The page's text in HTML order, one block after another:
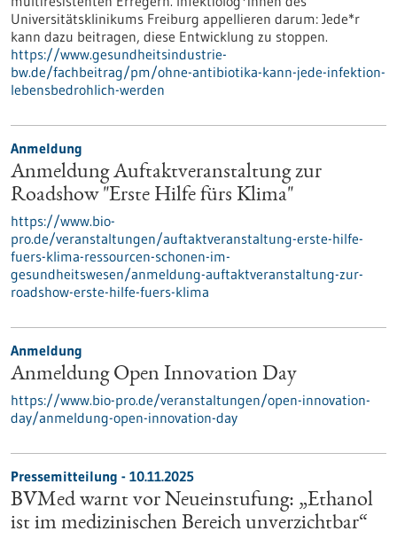
Universitätsklinikums Freiburg appellieren darum: Jede*r
kann dazu beitragen, diese Entwicklung zu stoppen.
https://www.gesundheitsindustrie-
bw.de/fachbeitrag/pm/ohne-antibiotika-kann-jede-infektion-
lebensbedrohlich-werden
Anmeldung
Anmeldung Auftaktveranstaltung zur
Roadshow "Erste Hilfe fürs Klima"
https://www.bio-
pro.de/veranstaltungen/auftaktveranstaltung-erste-hilfe-
fuers-klima-ressourcen-schonen-im-
gesundheitswesen/anmeldung-auftaktveranstaltung-zur-
roadshow-erste-hilfe-fuers-klima
Anmeldung
Anmeldung Open Innovation Day
https://www.bio-pro.de/veranstaltungen/open-innovation-
day/anmeldung-open-innovation-day
Pressemitteilung - 10.11.2025
BVMed warnt vor Neueinstufung: „Ethanol
ist im medizinischen Bereich unverzichtbar“